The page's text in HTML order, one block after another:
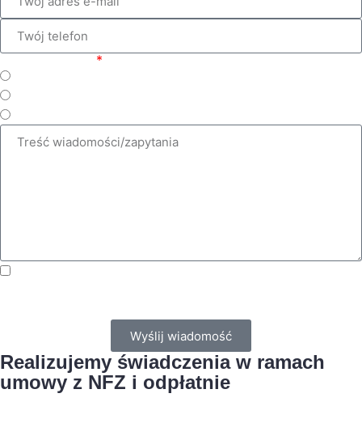
Wyślij wiadomość
Realizujemy świadczenia w ramach
umowy z NFZ i odpłatnie